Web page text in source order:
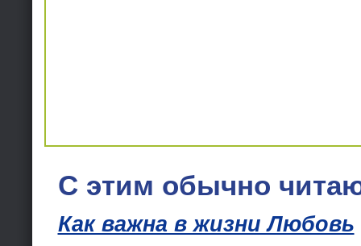
С этим обычно
Как важна в жизни Любовь